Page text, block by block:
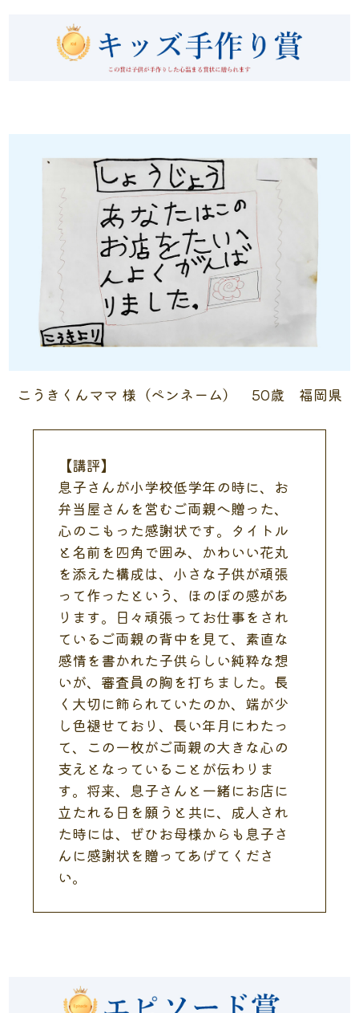
こうきくんママ 様（ペンネーム） 50歳 福岡県
【講評】
息子さんが小学校低学年の時に、お
弁当屋さんを営むご両親へ贈った、
心のこもった感謝状です。タイトル
と名前を四角で囲み、かわいい花丸
を添えた構成は、小さな子供が頑張
って作ったという、ほのぼの感があ
ります。日々頑張ってお仕事をされ
ているご両親の背中を見て、素直な
感情を書かれた子供らしい純粋な想
いが、審査員の胸を打ちました。長
く大切に飾られていたのか、端が少
し色褪せており、長い年月にわたっ
て、この一枚がご両親の大きな心の
支えとなっていることが伝わりま
す。将来、息子さんと一緒にお店に
立たれる日を願うと共に、成人され
た時には、ぜひお母様からも息子さ
んに感謝状を贈ってあげてくださ
い。